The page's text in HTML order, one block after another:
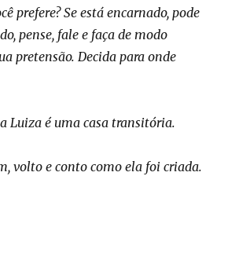
prefere? Se está encarnado, pode
pense, fale e faça de modo
pretensão. Decida para onde
Luiza é uma casa transitória.
volto e conto como ela foi criada.